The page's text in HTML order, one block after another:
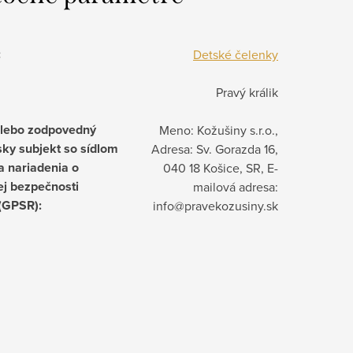
Detské čelenky
Pravý králik
zodpovedný
subjekt so sídlom
nariadenia o
bezpečnosti
:
Meno: Kožušiny s.r.o.,
Adresa: Sv. Gorazda 16,
040 18 Košice, SR, E-
mailová adresa:
info@pravekozusiny.sk